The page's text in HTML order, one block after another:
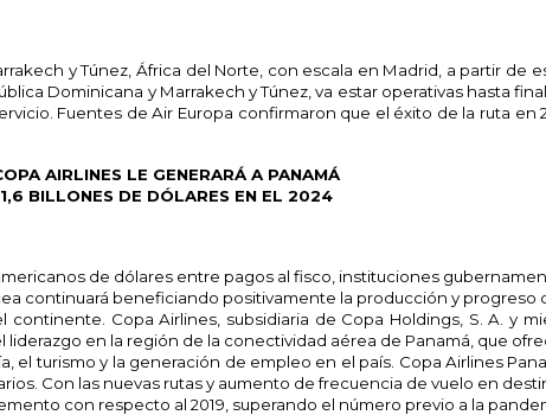
y Túnez, África del Norte, con escala en Madrid, a partir de
Dominicana y Marrakech y Túnez, va estar operativas hasta
Fuentes de Air Europa confirmaron que el éxito de la ruta
AIRLINES LE GENERARÁ A PANAMÁ
1,6 BILLONES DE DÓLARES EN EL 2024
de dólares entre pagos al fisco, instituciones
continuará beneficiando positivamente la producción y progreso
Copa Airlines, subsidiaria de Copa Holdings, S. A. y
en la región de la conectividad aérea de Panamá, que
turismo y la generación de empleo en el país. Copa Airlines
Con las nuevas rutas y aumento de frecuencia de vuelo en
con respecto al 2019, superando el número previo a la